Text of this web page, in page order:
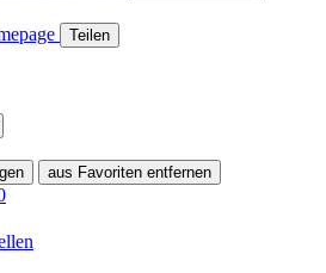
Teilen
aus Favoriten entfernen